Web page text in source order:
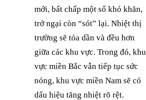
mới, bất chấp một số khó khăn,
trở ngại còn “sót” lại. Nhiệt thị
trường sẽ tỏa dần và đều hơn
giữa các khu vực. Trong đó, khu
vực miền Bắc vẫn tiếp tục sức
nóng, khu vực miền Nam sẽ có
dấu hiệu tăng nhiệt rõ rệt.